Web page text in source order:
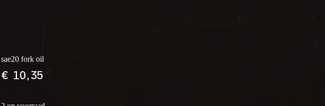
sae20 fork oil
€10,35